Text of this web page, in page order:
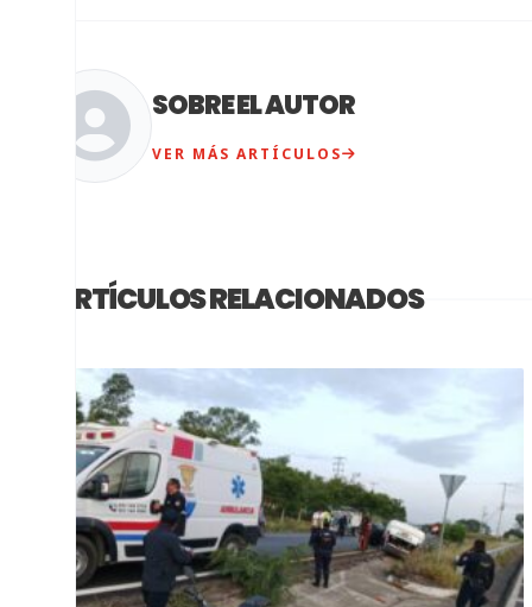
SOBRE EL AUTOR
VER MÁS ARTÍCULOS
ARTÍCULOS RELACIONADOS